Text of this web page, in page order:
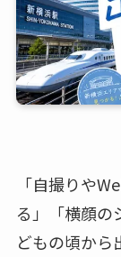
「自撮りや
る」「横顔の
どもの頃から